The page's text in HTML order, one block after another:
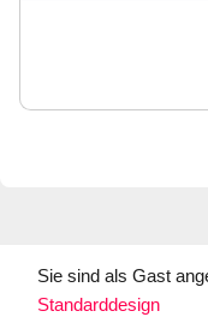
Sie sind als Gast
Standarddesign